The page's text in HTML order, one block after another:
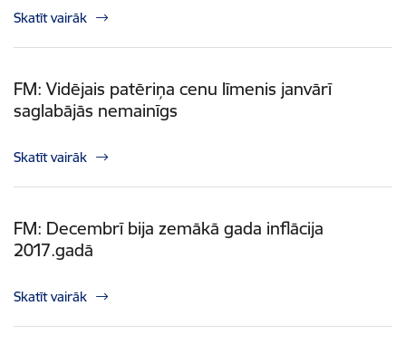
Skatīt vairāk
FM: Vidējais patēriņa cenu līmenis janvārī
saglabājās nemainīgs
Skatīt vairāk
FM: Decembrī bija zemākā gada inflācija
2017.gadā
Skatīt vairāk